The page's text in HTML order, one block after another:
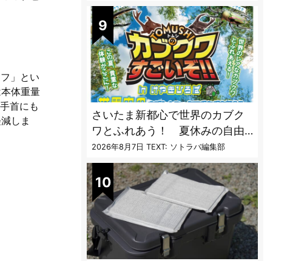
」とい
体重量
首にも
しま
vol.4」【キャンプサイトで使う
虫よけ】
さいたま新都心で世界のカブク
ワとふれあう！ 夏休みの自由
研究にも最適な昆虫イベント
2026年8月7日 TEXT: ソトラバ編集部